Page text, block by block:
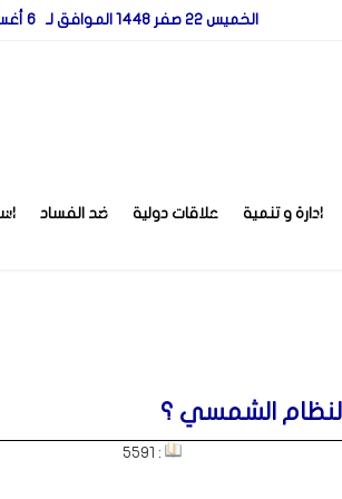
الخميس 22 صفر 1448 الموافق لـ 6 أغسطس 2026
ادارة و تنمية علاقات دولية ضد الفساد
الشمسي ؟
: 5591